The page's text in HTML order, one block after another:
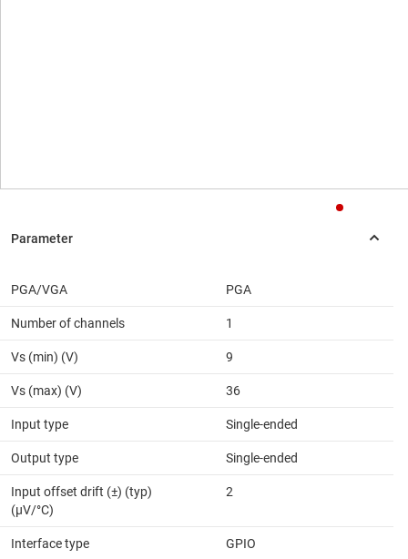
PGA/VGA PGA
Number of channels 1
Vs (min) (V) 9
Vs (max) (V) 36
Input type Single-ended
Output type Single-ended
Input offset drift (±) (typ)
(µV/°C)
2
Interface type GPIO